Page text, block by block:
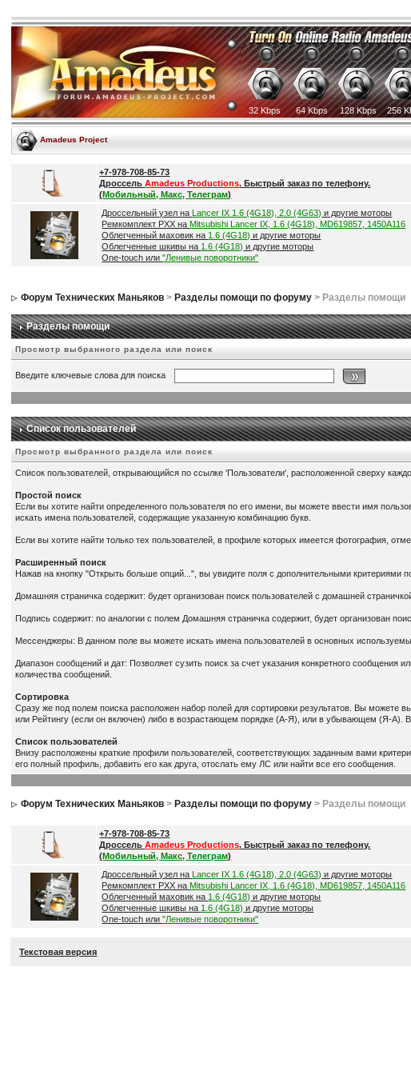
32 Kbps 64 Kbps 128 Kbps 256
Amadeus Project
+7-978-708-85-73
ДроссельAmadeus Productions. Быстрый заказ по телефону.
(Мобильный, Макс, Телеграм)
Дроссельный узел на Lancer IX 1.6 (4G18), 2.0 (4G63) и другие моторы
Ремкомплект РХХ на Mitsubishi Lancer IX, 1.6 (4G18), MD619857, 1450A116
Облегченный маховик на 1.6 (4G18) и другие моторы
Облегченные шкивы на 1.6 (4G18) и другие моторы
One-touch или"Ленивые поворотники"
Форум Технических Маньяков > Разделы помощи по форуму > Разделы помощи
Разделы помощи
Просмотр выбранного раздела или поиск
Введите ключевые слова для поиска
Список пользователей
Просмотр выбранного раздела или поиск
Список пользователей, открывающийся по ссылке 'Пользователи', расположенной сверху
Простой поиск
Если вы хотите найти определенного пользователя по его имени, вы можете ввести имя
искать имена пользователей, содержащие указанную комбинацию букв.
Если вы хотите найти только тех пользователей, в профиле которых имеется фотография,
Расширенный поиск
Нажав на кнопку "Открыть больше опций...", вы увидите поля с дополнительными критериями
Домашняя страничка содержит: будет организован поиск пользователей с домашней
Подпись содержит: по аналогии с полем Домашняя страничка содержит, будет организован
Мессенджеры: В данном поле вы можете искать имена пользователей в основных
Диапазон сообщений и дат: Позволяет сузить поиск за счет указания конкретного
количества сообщений.
Сортировка
Сразу же под полем поиска расположен набор полей для сортировки результатов. Вы можете
или Рейтингу (если он включен) либо в возрастающем порядке (А-Я), или в убывающем (Я-А). В
Список пользователей
Внизу расположены краткие профили пользователей, соответствующих заданным вами
его полный профиль, добавить его как друга, отослать ему ЛС или найти все его сообщения.
Форум Технических Маньяков > Разделы помощи по форуму > Разделы помощи
+7-978-708-85-73
ДроссельAmadeus Productions. Быстрый заказ по телефону.
(Мобильный, Макс, Телеграм)
Дроссельный узел на Lancer IX 1.6 (4G18), 2.0 (4G63) и другие моторы
Ремкомплект РХХ на Mitsubishi Lancer IX, 1.6 (4G18), MD619857, 1450A116
Облегченный маховик на 1.6 (4G18) и другие моторы
Облегченные шкивы на 1.6 (4G18) и другие моторы
One-touch или"Ленивые поворотники"
Текстовая версия